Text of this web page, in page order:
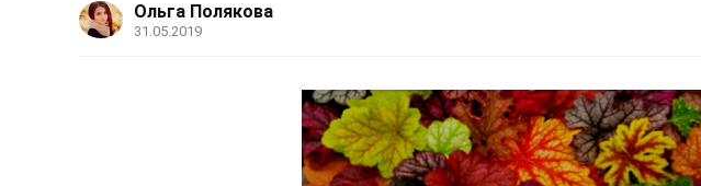
Ольга Полякова
31.05.2019